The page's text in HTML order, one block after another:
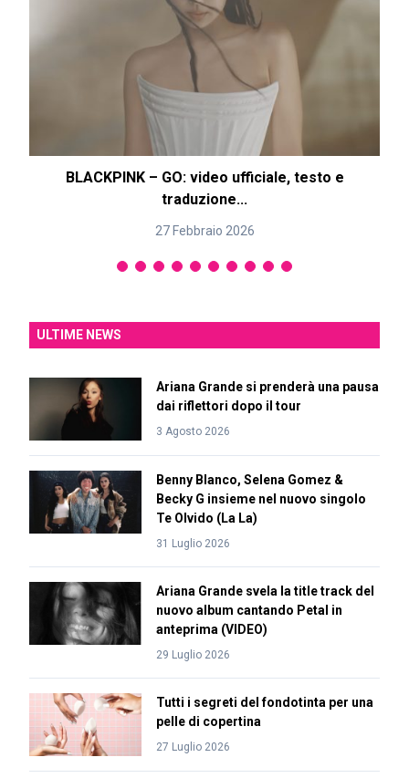
BLACKPINK – GO: video ufficiale, testo e
traduzione...
27 Febbraio 2026
ULTIME NEWS
Ariana Grande si prenderà una pausa
dai riflettori dopo il tour
3 Agosto 2026
Benny Blanco, Selena Gomez &
Becky G insieme nel nuovo singolo
Te Olvido (La La)
31 Luglio 2026
Ariana Grande svela la title track del
nuovo album cantando Petal in
anteprima (VIDEO)
29 Luglio 2026
Tutti i segreti del fondotinta per una
pelle di copertina
27 Luglio 2026